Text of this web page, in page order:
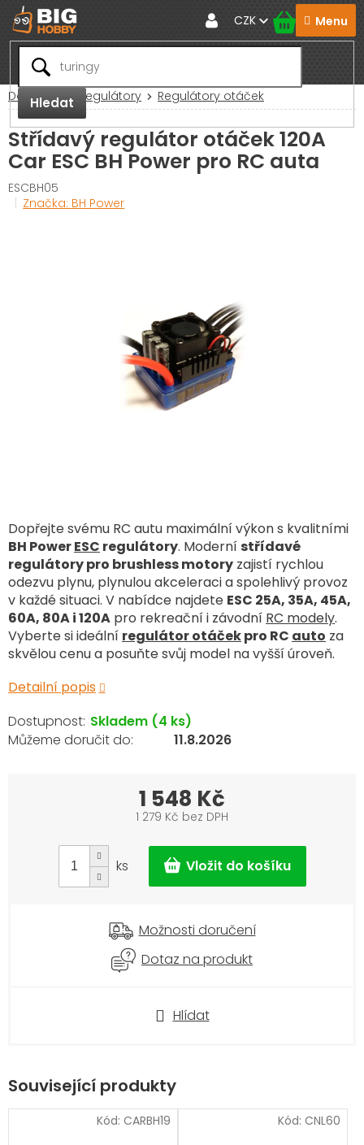
Přejít
na
obsah
Hledat
CZK
Domů RC Regulátory Regulátory otáček
Střídavý regulátor otáček 120A
Car ESC BH Power pro RC auta
ESCBH05
Značka: BH Power
Dopřejte svému RC autu maximální výkon s kvalitními
BH PowerESC regulátory. Moderní střídavé
regulátory pro brushless motory zajistí rychlou
odezvu plynu, plynulou akceleraci a spolehlivý provoz
v každé situaci. V nabídce najdete ESC 25A, 35A, 45A,
60A, 80A i 120A pro rekreační i závodní RC modely.
Vyberte si ideální regulátor otáčekpro RC auto za
skvělou cenu a posuňte svůj model na vyšší úroveň.
Detailní popis
Hlídat
Skladem (4 ks)
11.8.2026
1 548 Kč
1 279 Kč bez DPH
cena:
ks
Možnosti doručení
Dotaz na produkt
Související produkty
Kód: CARBH19 Kód: CNL60